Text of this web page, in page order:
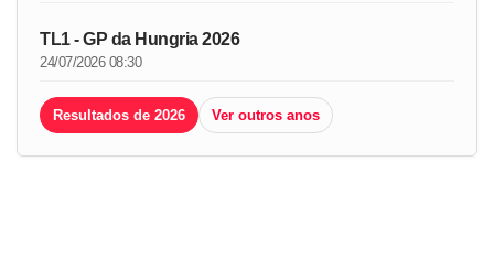
TL1 - GP da Hungria 2026
24/07/2026 08:30
Resultados de 2026 Ver outros anos